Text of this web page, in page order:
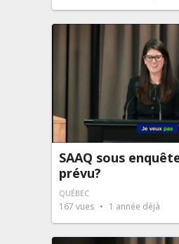
SAAQ sous
prévu?
QUÉBEC
167 vues 1 année déjà